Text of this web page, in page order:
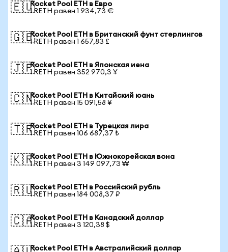
🇪🇺Rocket Pool ETH в Евро
1 RETH равен 1 934,73 €
🇬🇧Rocket Pool ETH в Британский фунт стерлингов
1 RETH равен 1 657,83 £
🇯🇵Rocket Pool ETH в Японская иена
1 RETH равен 352 970,3 ¥
🇨🇳Rocket Pool ETH в Китайский юань
1 RETH равен 15 091,58 ¥
🇹🇷Rocket Pool ETH в Турецкая лира
1 RETH равен 106 687,37 ₺
🇰🇷Rocket Pool ETH в Южнокорейская вона
1 RETH равен 3 149 097,73 ₩
🇷🇺Rocket Pool ETH в Российский рубль
1 RETH равен 184 008,37 ₽
🇨🇦Rocket Pool ETH в Канадский доллар
1 RETH равен 3 120,38 $
Rocket Pool ETH в Австралийский доллар